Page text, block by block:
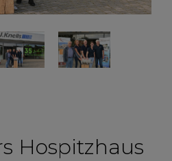
Hospitzhaus